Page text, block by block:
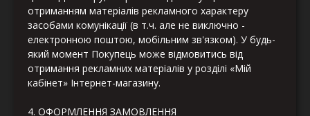
отриманням матеріалів рекламного характеру
засобами комунікації (в т.ч. але не виключно -
електронною поштою, мобільним зв'язком). У будь-
який момент Покупець може відмовитись від
отримання рекламних матеріалів у розділі «Мій
кабінет» Інтернет-магазину.
4. ОФОРМЛЕННЯ ЗАМОВЛЕННЯ